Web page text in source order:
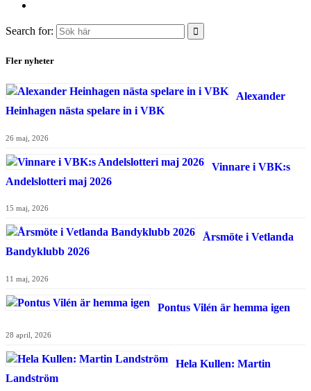
Search for:
Fler nyheter
Alexander
Heinhagen nästa spelare in i VBK
26 maj, 2026
Vinnare i VBK:s
Andelslotteri maj 2026
15 maj, 2026
Årsmöte i Vetlanda
Bandyklubb 2026
11 maj, 2026
Pontus Vilén är hemma igen
28 april, 2026
Hela Kullen: Martin
Landström